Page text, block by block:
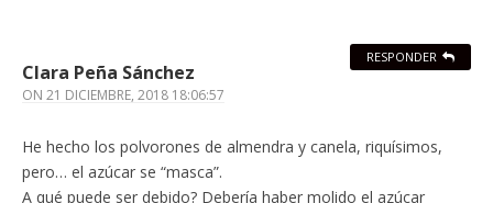
Clara Peña Sánchez
ON 21 DICIEMBRE, 2018 18:06:57
He hecho los polvorones de almendra y canela, riquísimos,
pero… el azúcar se “masca”.
A qué puede ser debido? Debería haber molido el azúcar
RESPONDER